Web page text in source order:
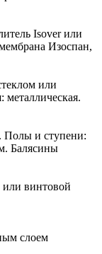
Isover или
Изоспан,
или
металлическая.
Полы и ступени:
Балясины
винтовой
слоем